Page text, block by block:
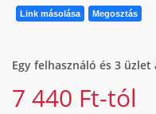
Link másolása Megosztás
Egy felhasználó és 3
7 440 Ft-tól